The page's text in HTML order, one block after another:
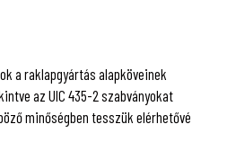
a raklapgyártás alapköveinek
az UIC 435-2 szabványokat
minőségben tesszük elérhetővé